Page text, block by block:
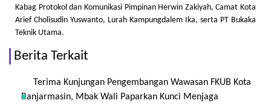
Kabag Protokol dan Komunikasi Pimpinan Herwin Zakiyah, Camat Kota
Arief Cholisudin Yuswanto, Lurah Kampungdalem Ika, serta PT Bukaka
Teknik Utama.
Berita Terkait
Terima Kunjungan Pengembangan Wawasan FKUB Kota
Banjarmasin, Mbak Wali Paparkan Kunci Menjaga